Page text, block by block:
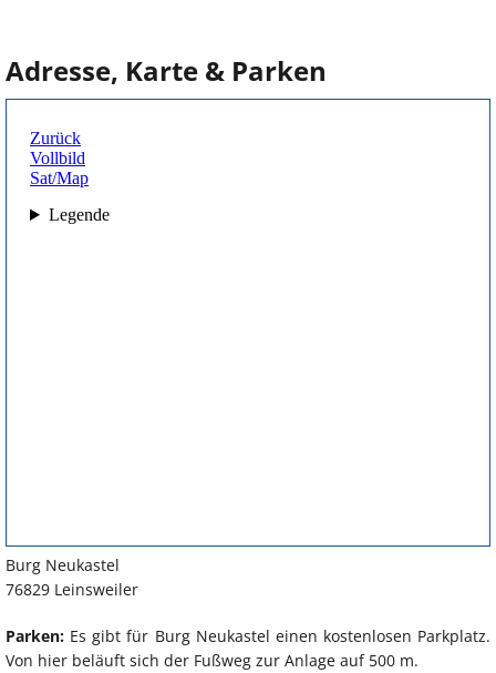
Adresse, Karte & Parken
Burg Neukastel
76829 Leinsweiler
Parken: Es gibt für Burg Neukastel einen kostenlosen Parkplatz.
Von hier beläuft sich der Fußweg zur Anlage auf 500 m.